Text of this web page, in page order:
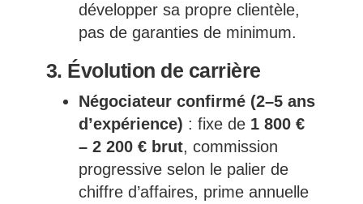
développer sa propre clientèle,
pas de garanties de minimum.
3. Évolution de carrière
Négociateur confirmé (2–5 ans
d’expérience) : fixe de 1 800 €
– 2 200 € brut, commission
progressive selon le palier de
chiffre d’affaires, prime annuelle